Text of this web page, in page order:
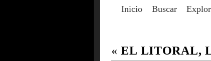
Inicio Buscar
« EL LITORAL,